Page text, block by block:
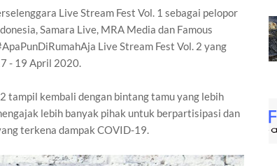
Live Stream Fest Vol. 1 sebagai pelopor
Samara Live, MRA Media dan Famous
Live Stream Fest Vol. 2 yang
- 19 April 2020.
tampil kembali dengan bintang tamu yang lebih
lebih banyak pihak untuk berpartisipasi dan
terkena dampak COVID-19.